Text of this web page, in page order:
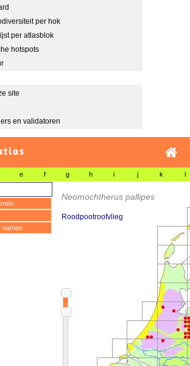
per hok
per atlasblok
hotspots
site
en validatoren
e f g h i j k l
namen
Neomochtherus pallipes
Roodpootroofvlieg